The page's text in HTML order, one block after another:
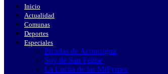
Inicio
Actualidad
Comunas
Deportes
Especiales
Picadas de Aconcagua
Soy de San Felipe
La Lucha de las MiPymes